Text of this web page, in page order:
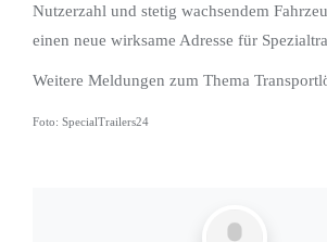
Nutzerzahl und stetig wachsendem
einen neue wirksame Adresse für
Weitere Meldungen zum Thema
Foto: SpecialTrailers24